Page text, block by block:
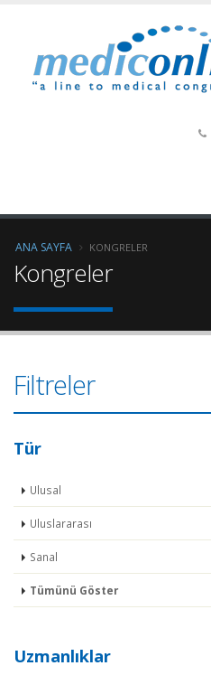
ANA SAYFA KONGRELER
Kongreler
Filtreler
Tür
Ulusal
Uluslararası
Sanal
Tümünü Göster
Uzmanlıklar